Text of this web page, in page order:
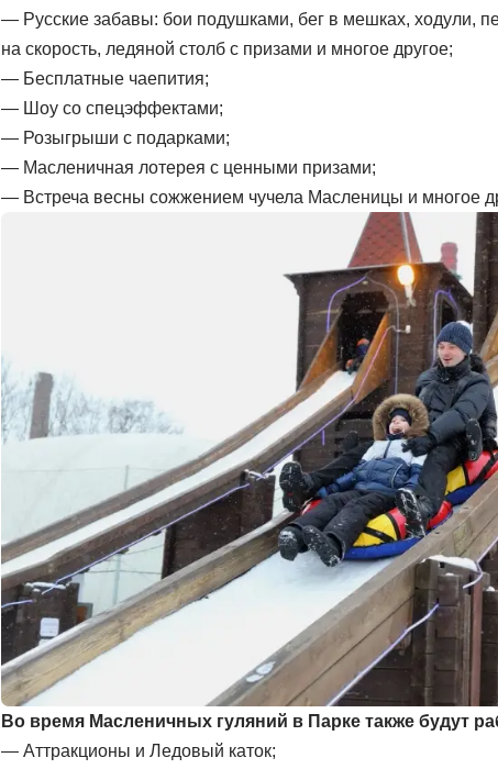
— Русские забавы: бои подушками, бег в мешках, ходули,
на скорость, ледяной столб с призами и многое другое;
— Бесплатные чаепития;
— Шоу со спецэффектами;
— Розыгрыши с подарками;
— Масленичная лотерея с ценными призами;
— Встреча весны сожжением чучела Масленицы и многое
Во время Масленичных гуляний в Парке также будут
— Аттракционы и Ледовый каток;